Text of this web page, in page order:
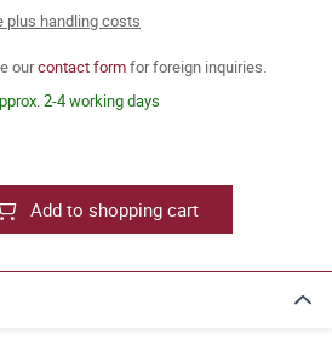
plus handling costs
ourcontact formfor foreign inquiries.
2-4 working days
Add to shopping cart